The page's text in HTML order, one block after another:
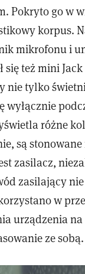
Pokryto go w
korpus.
mikrofonu i
też mini
nie tylko
wyłącznie
różne
są
zasilacz,
zasilający
w
urządzenia
ze sobą.